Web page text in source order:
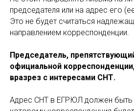
председателя или на адрес его
Это не будет считаться
направлением корреспонденции.
Председатель,
официальной
вразрез с интересами СНТ.
Адрес СНТ в ЕГРЮЛ должен быть